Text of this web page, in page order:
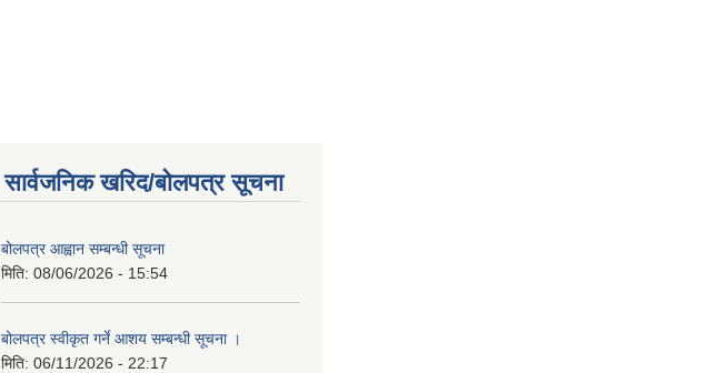
सार्वजनिक खरिद/बोलपत्र सूचना
बोलपत्र आह्वान सम्बन्धी सूचना
मिति: 08/06/2026 - 15:54
बोलपत्र स्वीकृत गर्ने आशय सम्बन्धी सूचना ।
मिति: 06/11/2026 - 22:17